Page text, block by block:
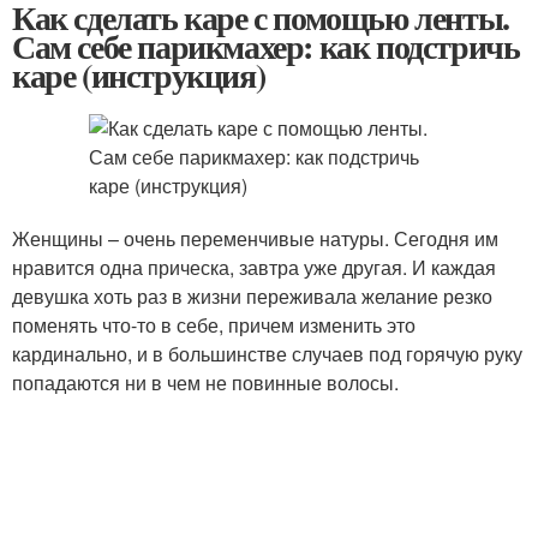
Как сделать каре с помощью ленты.
Сам себе парикмахер: как подстричь
каре (инструкция)
Женщины – очень переменчивые натуры. Сегодня им
нравится одна прическа, завтра уже другая. И каждая
девушка хоть раз в жизни переживала желание резко
поменять что-то в себе, причем изменить это
кардинально, и в большинстве случаев под горячую руку
попадаются ни в чем не повинные волосы.